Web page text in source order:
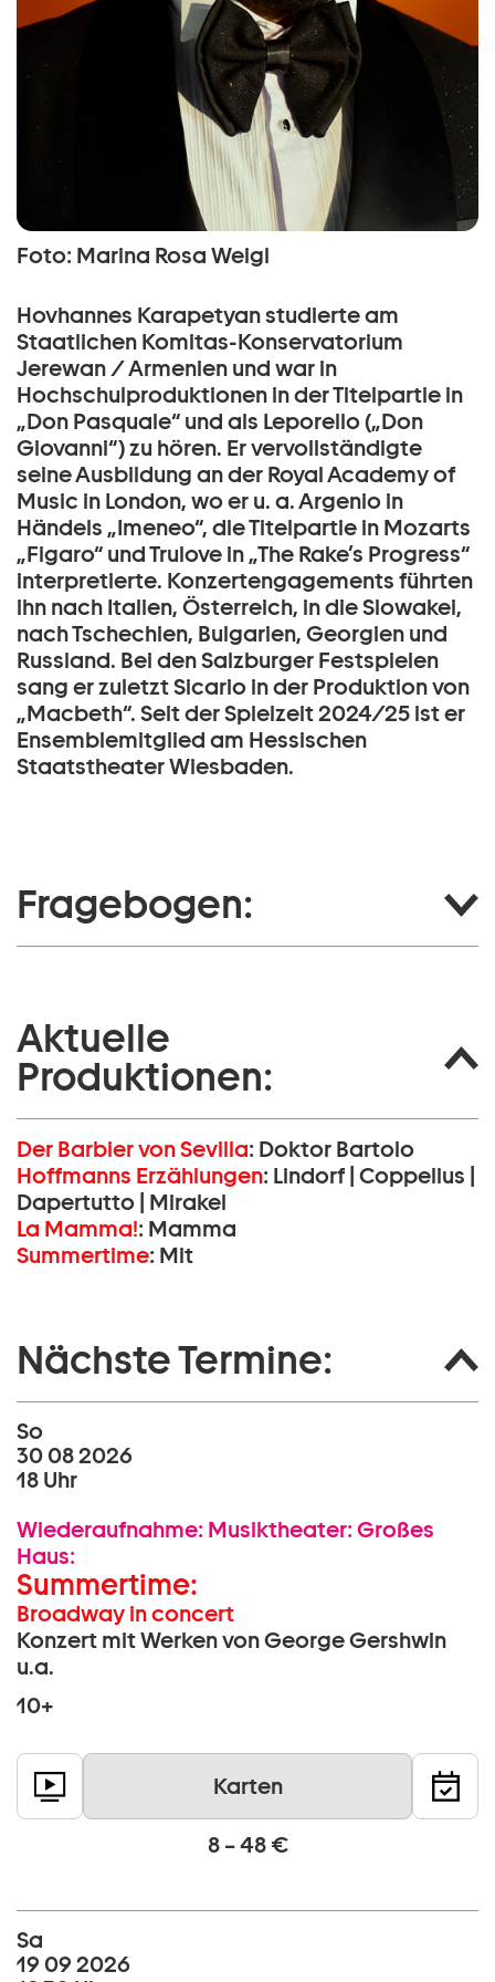
Foto: Marina Rosa Weigl
Hovhannes Karapetyan studierte am
Staatlichen Komitas-Konservatorium
Jerewan / Armenien und war in
Hochschulproduktionen in der Titelpartie in
„Don Pasquale“ und als Leporello („Don
Giovanni“) zu hören. Er vervollständigte
seine Ausbildung an der Royal Academy of
Music in London, wo er u. a. Argenio in
Händels „Imeneo“, die Titelpartie in Mozarts
„Figaro“ und Trulove in „The Rake’s Progress“
interpretierte. Konzertengagements führten
ihn nach Italien, Österreich, in die Slowakei,
nach Tschechien, Bulgarien, Georgien und
Russland. Bei den Salzburger Festspielen
sang er zuletzt Sicario in der Produktion von
„Macbeth“. Seit der Spielzeit 2024/25 ist er
Ensemblemitglied am Hessischen
Staatstheater Wiesbaden.
Fragebogen:
Aktuelle
Produktionen:
Der Barbier von Sevilla: Doktor Bartolo
Hoffmanns Erzählungen: Lindorf | Coppelius |
Dapertutto | Mirakel
La Mamma!: Mamma
Summertime: Mit
Nächste Termine:
So
30 08 2026
18 Uhr
Wiederaufnahme: Musiktheater: Großes
Haus:
Summertime:
Broadway in concert
Konzert mit Werken von George Gershwin
u.a.
10+
Karten
8 – 48 €
Sa
19 09 2026